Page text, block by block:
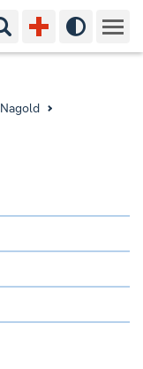
Suchbegriff eingeben
Hoher